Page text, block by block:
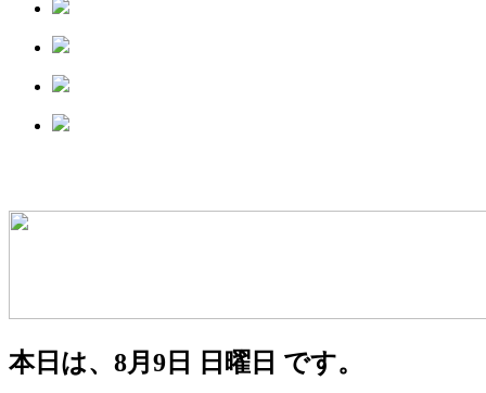
本日は、 8月9日 日曜日 です。